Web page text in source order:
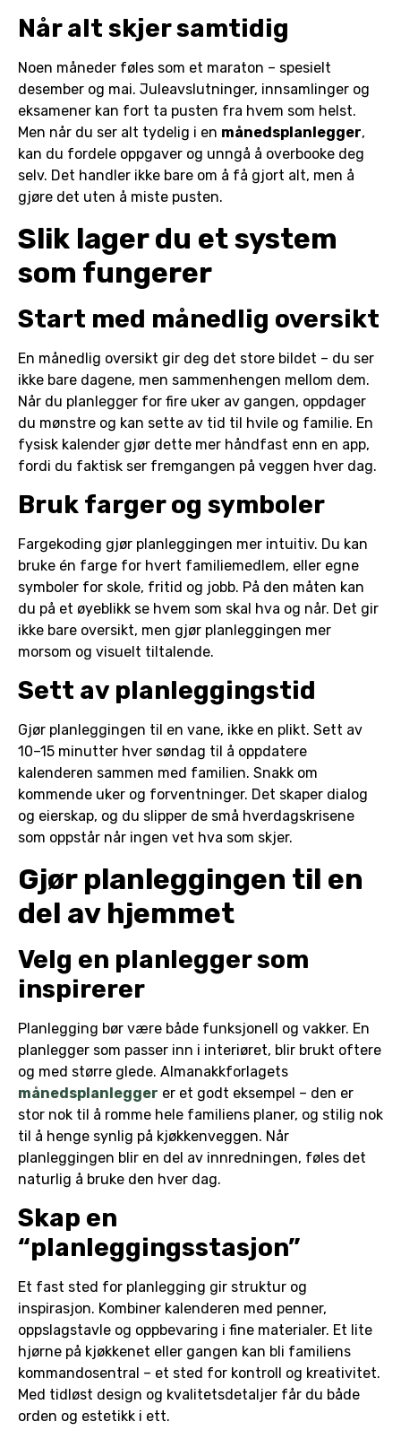
Når alt skjer samtidig
Noen måneder føles som et maraton – spesielt
desember og mai. Juleavslutninger, innsamlinger og
eksamener kan fort ta pusten fra hvem som helst.
Men når du ser alt tydelig i en månedsplanlegger,
kan du fordele oppgaver og unngå å overbooke deg
selv. Det handler ikke bare om å få gjort alt, men å
gjøre det uten å miste pusten.
Slik lager du et system
som fungerer
Start med månedlig oversikt
En månedlig oversikt gir deg det store bildet – du ser
ikke bare dagene, men sammenhengen mellom dem.
Når du planlegger for fire uker av gangen, oppdager
du mønstre og kan sette av tid til hvile og familie. En
fysisk kalender gjør dette mer håndfast enn en app,
fordi du faktisk ser fremgangen på veggen hver dag.
Bruk farger og symboler
Fargekoding gjør planleggingen mer intuitiv. Du kan
bruke én farge for hvert familiemedlem, eller egne
symboler for skole, fritid og jobb. På den måten kan
du på et øyeblikk se hvem som skal hva og når. Det gir
ikke bare oversikt, men gjør planleggingen mer
morsom og visuelt tiltalende.
Sett av planleggingstid
Gjør planleggingen til en vane, ikke en plikt. Sett av
10–15 minutter hver søndag til å oppdatere
kalenderen sammen med familien. Snakk om
kommende uker og forventninger. Det skaper dialog
og eierskap, og du slipper de små hverdagskrisene
som oppstår når ingen vet hva som skjer.
Gjør planleggingen til en
del av hjemmet
Velg en planlegger som
inspirerer
Planlegging bør være både funksjonell og vakker. En
planlegger som passer inn i interiøret, blir brukt oftere
og med større glede. Almanakkforlagets
månedsplanlegger er et godt eksempel – den er
stor nok til å romme hele familiens planer, og stilig nok
til å henge synlig på kjøkkenveggen. Når
planleggingen blir en del av innredningen, føles det
naturlig å bruke den hver dag.
Skap en
“planleggingsstasjon”
Et fast sted for planlegging gir struktur og
inspirasjon. Kombiner kalenderen med penner,
oppslagstavle og oppbevaring i fine materialer. Et lite
hjørne på kjøkkenet eller gangen kan bli familiens
kommandosentral – et sted for kontroll og kreativitet.
Med tidløst design og kvalitetsdetaljer får du både
orden og estetikk i ett.